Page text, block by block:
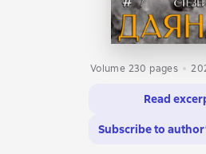
Volume 230 pages
Read
Subscribe to